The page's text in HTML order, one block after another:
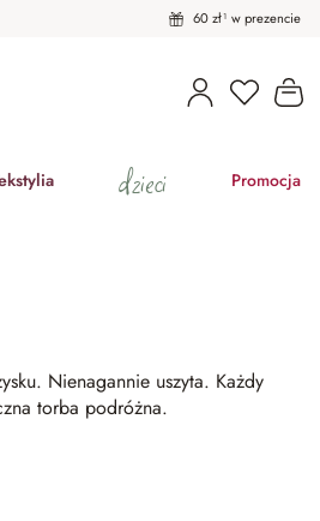
60 zł¹ w prezencie
Masz
dzieci Promocja
Nienagannie uszyta. Każdy
torba podróżna.